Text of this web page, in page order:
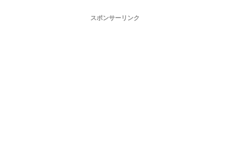
スポンサーリンク